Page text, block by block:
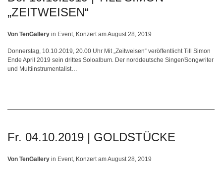
„ZEITWEISEN“
Von TenGallery in Event, KonzertamAugust 28, 2019
Donnerstag, 10.10.2019, 20.00 Uhr Mit „Zeitweisen“ veröffentlicht Till Simon
Ende April 2019 sein drittes Soloalbum. Der norddeutsche Singer/Songwriter
und Multiinstrumentalist…
Fr. 04.10.2019 | GOLDSTÜCKE
Von TenGallery in Event, KonzertamAugust 28, 2019